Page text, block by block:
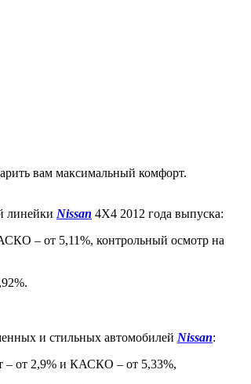
вам максимальный комфорт.
линейки Nissan 4Х4 2012 года выпуска:
– от 5,11%, контрольный осмотр на
и стильных автомобилей Nissan:
– от 2,9% и КАСКО – от 5,33%,